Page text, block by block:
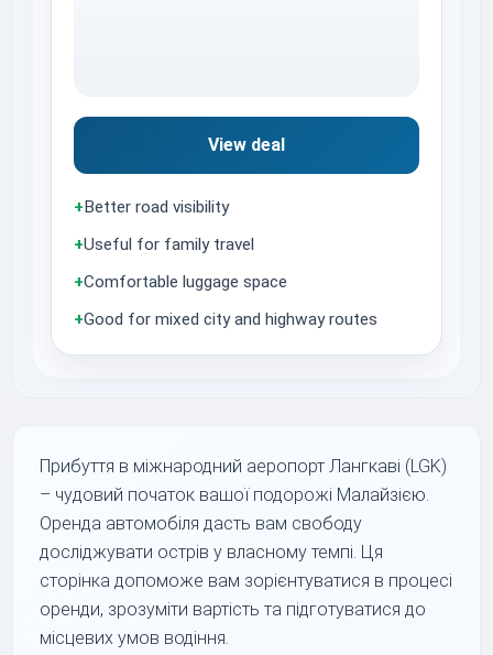
View deal
+Better road visibility
+Useful for family travel
+Comfortable luggage space
+Good for mixed city and highway routes
Прибуття в міжнародний аеропорт Лангкаві (LGK)
– чудовий початок вашої подорожі Малайзією.
Оренда автомобіля дасть вам свободу
досліджувати острів у власному темпі. Ця
сторінка допоможе вам зорієнтуватися в процесі
оренди, зрозуміти вартість та підготуватися до
місцевих умов водіння.